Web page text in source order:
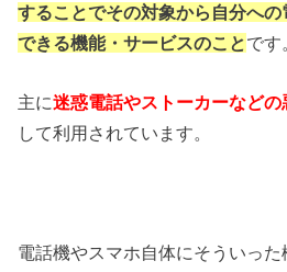
することでその対象から自分へ
できる機能・サービスのことです
主に迷惑電話やストーカーなど
して利用されています。
電話機やスマホ自体にそういっ